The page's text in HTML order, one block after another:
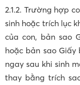
2.1.2. Trường hợp
sinh hoặc trích lục
của con, bản sao
hoặc bản sao
ngay sau khi sinh
thay bằng trích